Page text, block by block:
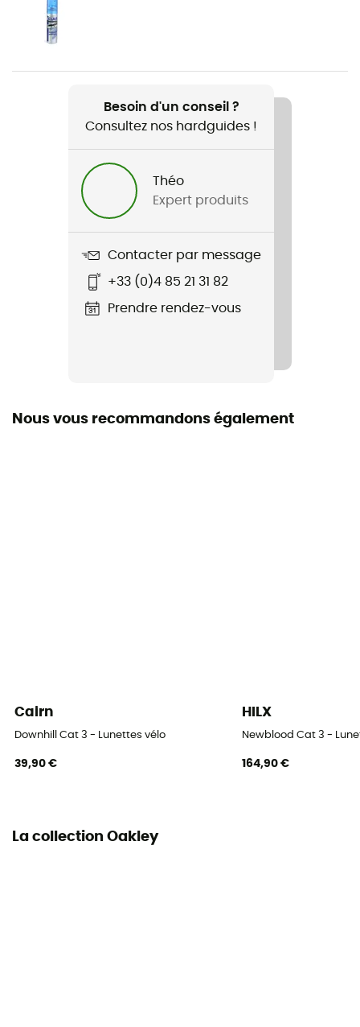
Homme / Femme
Nom du produit
Origine Européenne Garantie
Matériau du verre
Polycarbonate
Largeur de la monture
Équipement de protection individuelle
Besoin d'un conseil ?
Consultez nos hardguides !
Théo
Expert produits
Contacter par message
+33 (0)4 85 21 31 82
Prendre rendez-vous
Nous vous recommandons également
Cairn
Downhill Cat 3 - Lunettes vélo
39,90 €
HILX
Newblood Cat 3 -
164,90 €
La collection Oakley